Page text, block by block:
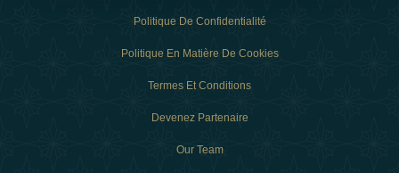
Politique De Confidentialité
Politique En Matière De Cookies
Termes Et Conditions
Devenez Partenaire
Our Team